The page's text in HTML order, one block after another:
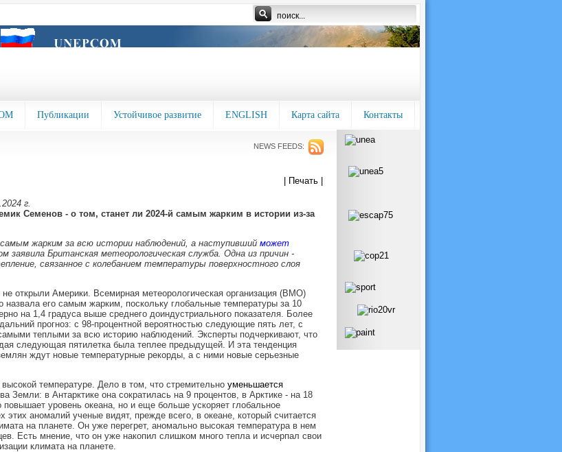
Публикации Устойчивое развитие ENGLISH Карта сайта Контакты
NEWS FEEDS:
| Печать |
г.
Семенов - о том, станет ли 2024-й самым жарким в истории из-за
жарким за всю истории наблюдений, а наступивший может
заявила Британская метеорологическая служба. Одна из причин -
связанное с колебанием температуры поверхностного слоя
открыли Америки. Всемирная метеорологическая организация (ВМО)
назвала его самым жарким, поскольку глобальные температуры за 10
на 1,4 градуса выше среднего доиндустриального показателя. Более
прогноз: с 98-процентной вероятностью следующие пять лет, с
теплыми за всю историю наблюдений. Эксперты подчеркивают, что
следующая пятилетка была теплее предыдущей. И эта тенденция
ждут новые температурные рекорды, а с ними новые серьезные
температуре. Дело в том, что стремительно уменьшается
Земли: в Антарктике она сократилась на 9 процентов, в Арктике - на 18
повышает уровень океана, но и еще больше ускоряет глобальное
этих аномалий ученые видят, прежде всего, в океане, который считается
на планете. Он уже перегрет, аномально высокая температура в нем
Есть мнение, что он уже накопил слишком много тепла и исчерпал свои
климата на планете.